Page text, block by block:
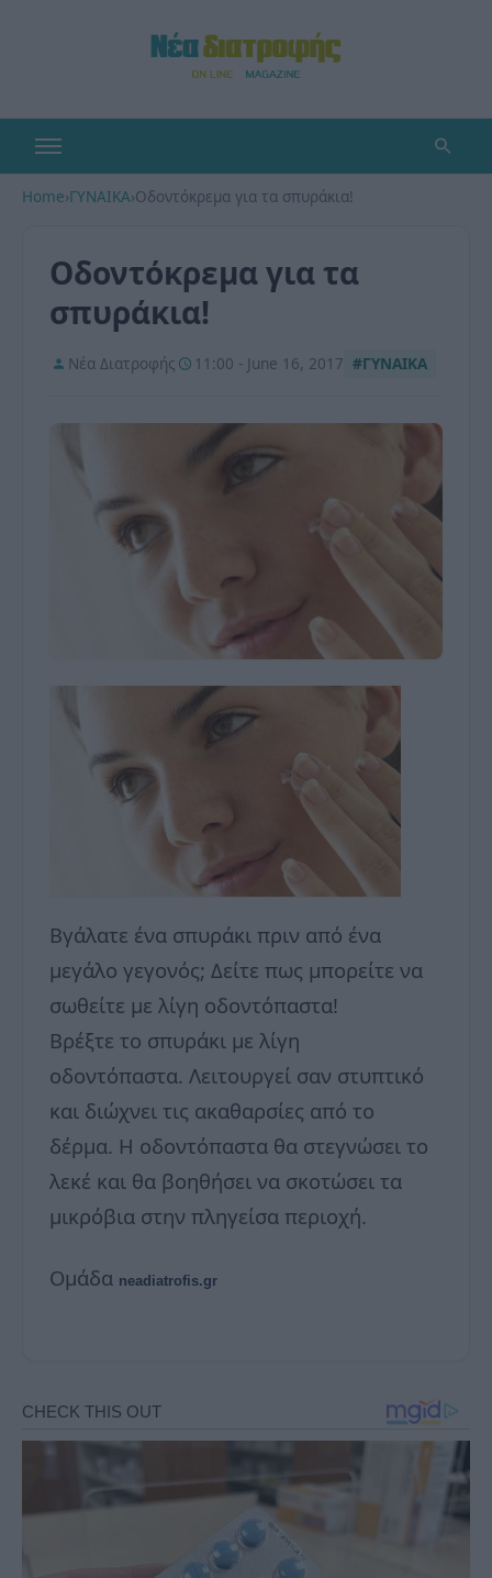
Home›ΓΥΝΑΙΚΑ›Οδοντόκρεμα για τα σπυράκια!
Οδοντόκρεμα για τα
σπυράκια!
Νέα Διατροφής 11:00 - June 16, 2017 #ΓΥΝΑΙΚΑ
Βγάλατε ένα σπυράκι πριν από ένα
μεγάλο γεγονός; Δείτε πως μπορείτε να
σωθείτε με λίγη οδοντόπαστα!
Βρέξτε το σπυράκι με λίγη
οδοντόπαστα. Λειτουργεί σαν στυπτικό
και διώχνει τις ακαθαρσίες από το
δέρμα. Η οδοντόπαστα θα στεγνώσει το
λεκέ και θα βοηθήσει να σκοτώσει τα
μικρόβια στην πληγείσα περιοχή.
Ομάδα neadiatrofis.gr